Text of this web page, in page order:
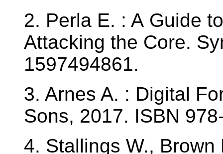
2. Perla E. : A Guide
Attacking the Core.
1597494861.
3. Arnes A. : Digital
Sons, 2017. ISBN
4. Stallings W.,